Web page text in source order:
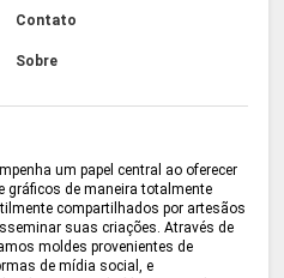
Contato
Sobre
um papel central ao oferecer
gráficos de maneira totalmente
compartilhados por artesãos
suas criações. Através de
moldes provenientes de
de mídia social, e